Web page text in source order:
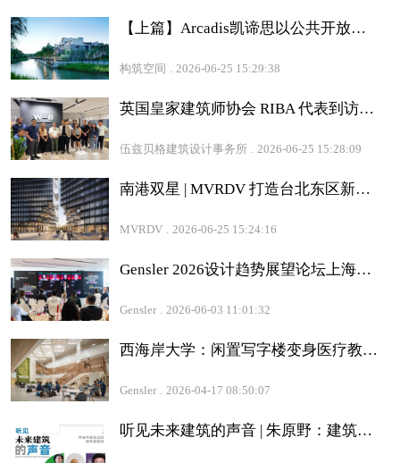
【上篇】Arcadis凯谛思以公共开放空间为引领的城市营造实践
构筑空间 . 2026-06-25 15:29:38
英国皇家建筑师协会 RIBA 代表到访香港工作室，与设计师聊职业成长
伍兹贝格建筑设计事务所 . 2026-06-25 15:28:09
南港双星 | MVRDV 打造台北东区新门户
MVRDV . 2026-06-25 15:24:16
Gensler 2026设计趋势展望论坛上海站圆满落幕：共探转型时代的设计价值重构
Gensler . 2026-06-03 11:01:32
西海岸大学：闲置写字楼变身医疗教育校园
Gensler . 2026-04-17 08:50:07
听见未来建筑的声音 | 朱原野：建筑是一门语言，终其一生的学习，只为读得懂过去，写得出未来